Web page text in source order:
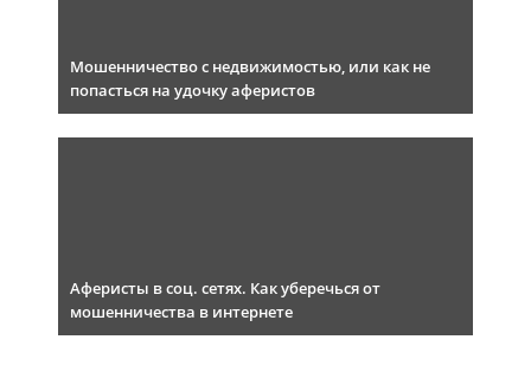
Мошенничество с недвижимостью, или как не
попасться на удочку аферистов
Аферисты в соц. сетях. Как уберечься от
мошенничества в интернете